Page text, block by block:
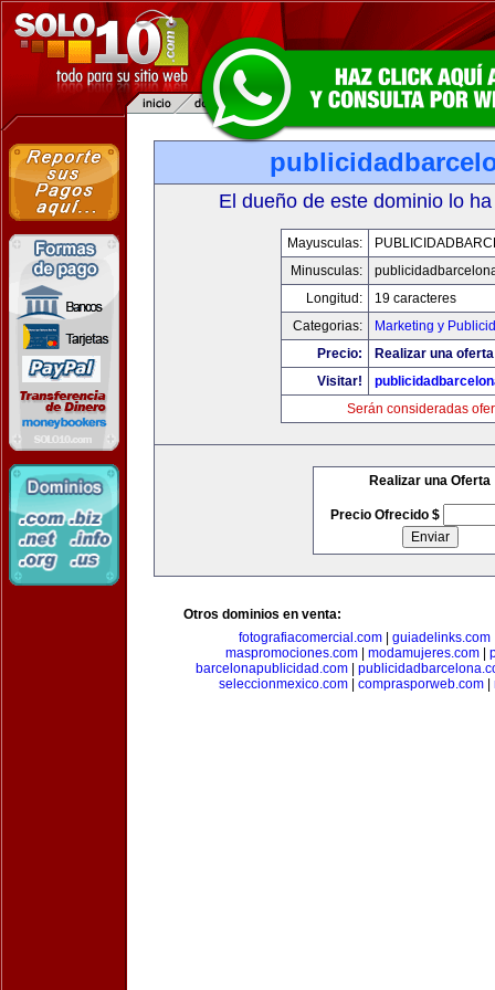
El dueño de este dominio lo
Mayusculas:
Minusculas:
Longitud:
19 caracteres
Categorias:
Marketing y
Precio:
Realizar una
Visitar!
Serán consideradas
Realizar una Oferta
Precio Ofrecido $
Otros dominios en venta:
fotografiacomercial.com
guiadelinks.com
maspromociones.com
modamujeres.com
barcelonapublicidad.com|
seleccionmexico.com| comprasporweb.com|